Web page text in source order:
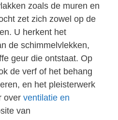
zoals de muren en
zet zich zowel op de
U herkent het
de schimmelvlekken,
geur die ontstaat. Op
de verf of het behang
en het pleisterwerk
over ventilatie en
van